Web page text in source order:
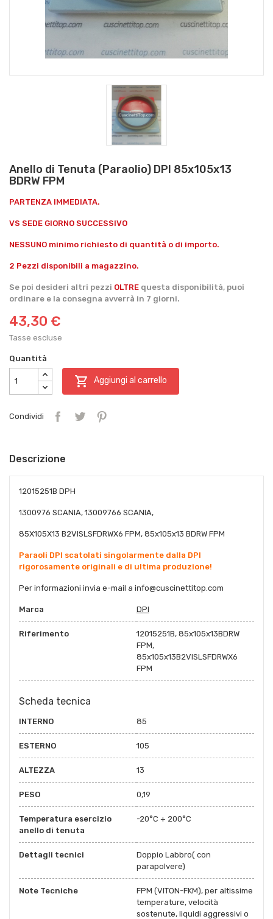
Anello di Tenuta (Paraolio) DPI 85x105x13
BDRW FPM
PARTENZA IMMEDIATA.
VS SEDE GIORNO SUCCESSIVO
NESSUNO minimo richiesto di quantità o di importo.
2 Pezzi disponibili a magazzino.
Se poi desideri altri pezzi OLTRE questa disponibilità, puoi
ordinare e la consegna avverrà in 7 giorni.
43,30 €
Tasse escluse
Quantità
 Aggiungi al carrello
Condividi
Descrizione
12015251B DPH
1300976 SCANIA, 13009766 SCANIA,
85X105X13 B2VISLSFDRWX6 FPM, 85x105x13 BDRW FPM
Paraoli DPI scatolati singolarmente dalla DPI
rigorosamente originali e di ultima produzione!
Per informazioni invia e-mail a info@cuscinettitop.com
Marca DPI
Riferimento
12015251B, 85x105x13BDRW
FPM,
85x105x13B2VISLSFDRWX6
FPM
Scheda tecnica
INTERNO 85
ESTERNO 105
ALTEZZA 13
PESO 0,19
Temperatura esercizio
anello di tenuta
-20°C + 200°C
Dettagli tecnici
Doppio Labbro( con
parapolvere)
Note Tecniche
FPM (VITON-FKM), per altissime
temperature, velocità
sostenute, liquidi aggressivi o